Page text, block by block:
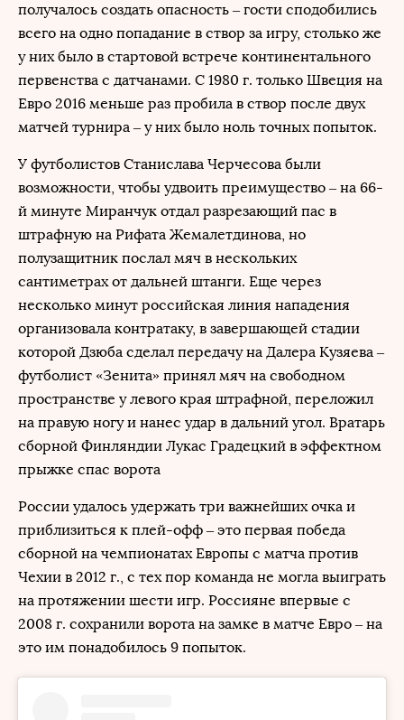
получалось создать опасность – гости сподобились
всего на одно попадание в створ за игру, столько же
у них было в стартовой встрече континентального
первенства с датчанами. С 1980 г. только Швеция на
Евро 2016 меньше раз пробила в створ после двух
матчей турнира – у них было ноль точных попыток.
У футболистов Станислава Черчесова были
возможности, чтобы удвоить преимущество – на 66-
й минуте Миранчук отдал разрезающий пас в
штрафную на Рифата Жемалетдинова, но
полузащитник послал мяч в нескольких
сантиметрах от дальней штанги. Еще через
несколько минут российская линия нападения
организовала контратаку, в завершающей стадии
которой Дзюба сделал передачу на Далера Кузяева –
футболист «Зенита» принял мяч на свободном
пространстве у левого края штрафной, переложил
на правую ногу и нанес удар в дальний угол. Вратарь
сборной Финляндии Лукас Градецкий в эффектном
прыжке спас ворота
России удалось удержать три важнейших очка и
приблизиться к плей-офф – это первая победа
сборной на чемпионатах Европы с матча против
Чехии в 2012 г., с тех пор команда не могла выиграть
на протяжении шести игр. Россияне впервые с
2008 г. сохранили ворота на замке в матче Евро – на
это им понадобилось 9 попыток.